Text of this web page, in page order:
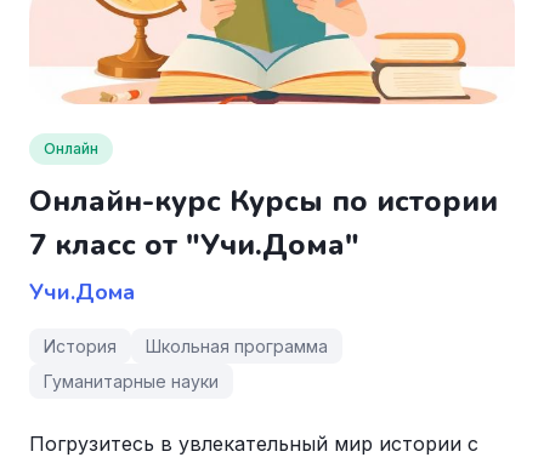
Онлайн
Онлайн-курс Курсы по истории
7 класс от "Учи.Дома"
Учи.Дома
История
Школьная программа
Гуманитарные науки
Погрузитесь в увлекательный мир истории с